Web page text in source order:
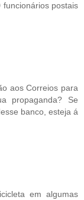
postais
aos Correios para
propaganda? Se
banco, esteja á
em algumas